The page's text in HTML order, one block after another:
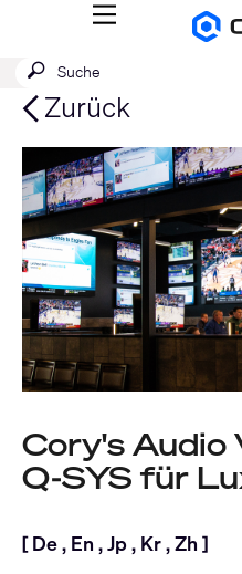
Q-
MENÜ
QSYS.com (English)
India (English)
Deutsch
Español
Français
日本語
한국어
China (中文)
Suche
SUCHE
Zurück
Cory's Audio
Q-SYS für
[De, En ,Jp, Kr,Zh ]